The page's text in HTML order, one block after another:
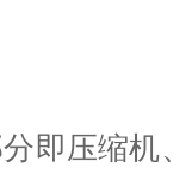
即压缩机